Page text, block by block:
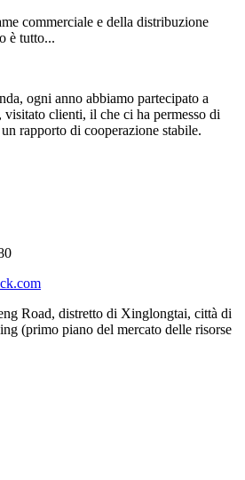
commerciale e della distribuzione
è tutto...
ogni anno abbiamo partecipato a
visitato clienti, il che ci ha permesso di
rapporto di cooperazione stabile.
Road, distretto di Xinglongtai, città di
(primo piano del mercato delle risorse